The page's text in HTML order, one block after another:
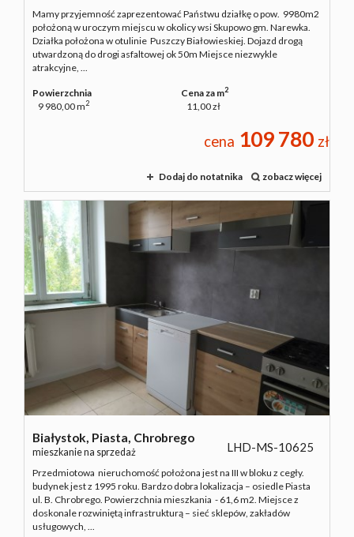
Mamy przyjemność zaprezentować Państwu działkę o pow. 9980m2
położoną w uroczym miejscu w okolicy wsi Skupowo gm. Narewka.
Działka położona w otulinie Puszczy Białowieskiej. Dojazd drogą
utwardzoną do drogi asfaltowej ok 50m Miejsce niezwykle
atrakcyjne, ...
Powierzchnia
9 980,00 m2
Cena za m2
11,00 zł
cena 109 780 zł
Dodaj do notatnika zobacz więcej
Białystok, Piasta, Chrobrego
mieszkanie na sprzedaż LHD-MS-10625
Przedmiotowa nieruchomość położona jest na III w bloku z cegły.
budynek jest z 1995 roku. Bardzo dobra lokalizacja – osiedle Piasta
ul. B. Chrobrego. Powierzchnia mieszkania - 61,6 m2. Miejsce z
doskonale rozwiniętą infrastrukturą – sieć sklepów, zakładów
usługowych, ...